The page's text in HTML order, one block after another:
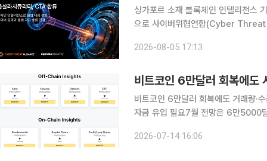
싱가포르 소재 블록체인 인텔리전스
으로 사이버위협연합(Cyber Threat
는 위협 정보를 회원사들과 공유한다
2026-08-05 17:13
비트코인 6만달러 회복에
비트코인 6만달러 회복에도 거래량·
자금 유입 필요7월 전망은 6만5000달러에
있다. 현물 거래량과 온체인 활동의
2026-07-14 16:06